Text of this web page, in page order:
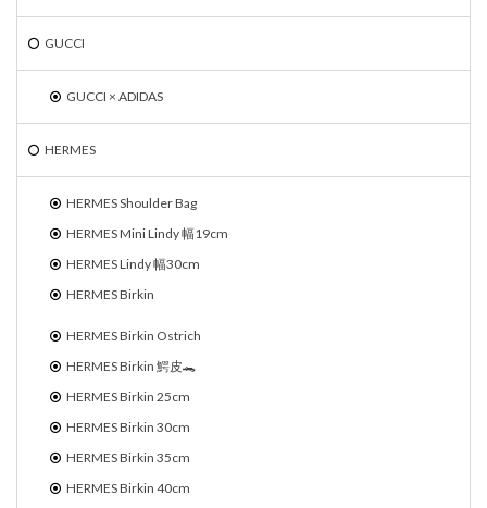
GUCCI
GUCCI × ADIDAS
HERMES
HERMES Shoulder Bag
HERMES Mini Lindy 幅19cm
HERMES Lindy 幅30cm
HERMES Birkin
HERMES Birkin Ostrich
HERMES Birkin 鰐皮🐊
HERMES Birkin 25cm
HERMES Birkin 30cm
HERMES Birkin 35cm
HERMES Birkin 40cm